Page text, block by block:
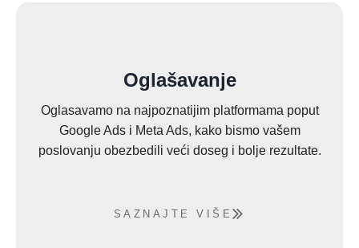
Oglašavanje
Oglasavamo na najpoznatijim platformama poput
Google Ads i Meta Ads, kako bismo vašem
poslovanju obezbedili veći doseg i bolje rezultate.
SAZNAJTE VIŠE